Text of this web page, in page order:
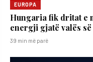
EUROPA
Hungaria fik dritat e
energji gjatë valës
39 min më parë